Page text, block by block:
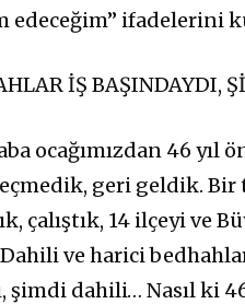
edeceğim” ifadelerini
İŞ BAŞINDAYDI,
ocağımızdan 46 yıl
geri geldik. Bir
çalıştık, 14 ilçeyi ve
ve harici
şimdi dahili… Nasıl ki